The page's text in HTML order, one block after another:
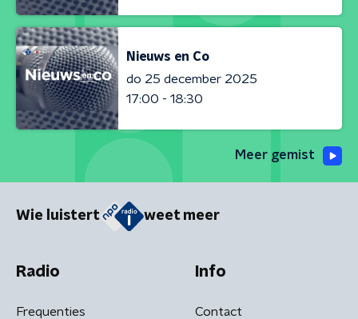
Nieuws en Co
do 25 december 2025
17:00 - 18:30
Meer gemist
Wie luistert weet meer
Radio
Frequenties
Info
Contact